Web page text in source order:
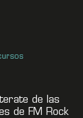
de las
de FM Rock